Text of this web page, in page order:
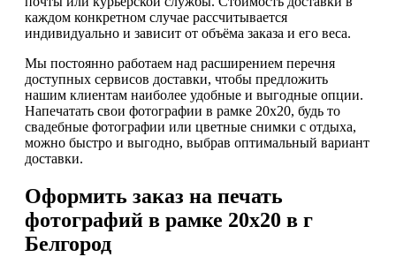
каждом конкретном случае рассчитывается
индивидуально и зависит от объёма заказа и его веса.
Мы постоянно работаем над расширением перечня
доступных сервисов доставки, чтобы предложить
нашим клиентам наиболее удобные и выгодные опции.
Напечатать свои фотографии в рамке 20х20, будь то
свадебные фотографии или цветные снимки с отдыха,
можно быстро и выгодно, выбрав оптимальный вариант
доставки.
Оформить заказ на печать
фотографий в рамке 20х20 в г
Белгород